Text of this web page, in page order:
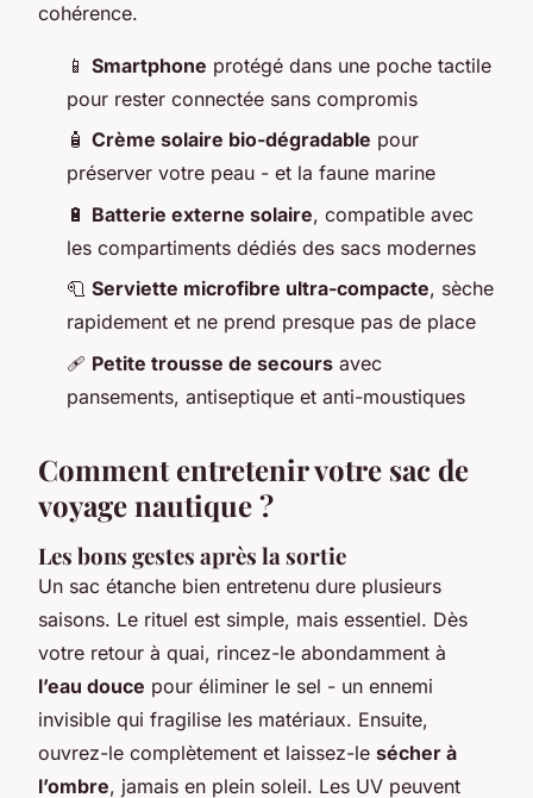
cohérence.
📱 Smartphone protégé dans une poche tactile
pour rester connectée sans compromis
🧴 Crème solaire bio-dégradable pour
préserver votre peau - et la faune marine
🔋 Batterie externe solaire, compatible avec
les compartiments dédiés des sacs modernes
🧻 Serviette microfibre ultra-compacte, sèche
rapidement et ne prend presque pas de place
🩹 Petite trousse de secours avec
pansements, antiseptique et anti-moustiques
Comment entretenir votre sac de
voyage nautique ?
Les bons gestes après la sortie
Un sac étanche bien entretenu dure plusieurs
saisons. Le rituel est simple, mais essentiel. Dès
votre retour à quai, rincez-le abondamment à
l’eau douce pour éliminer le sel - un ennemi
invisible qui fragilise les matériaux. Ensuite,
ouvrez-le complètement et laissez-le sécher à
l’ombre, jamais en plein soleil. Les UV peuvent